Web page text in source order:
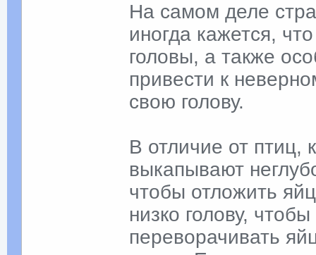
На самом деле
иногда кажется,
головы, а также
привести к
свою голову.
В отличие от птиц,
выкапывают
чтобы отложить
низко голову,
переворачивать